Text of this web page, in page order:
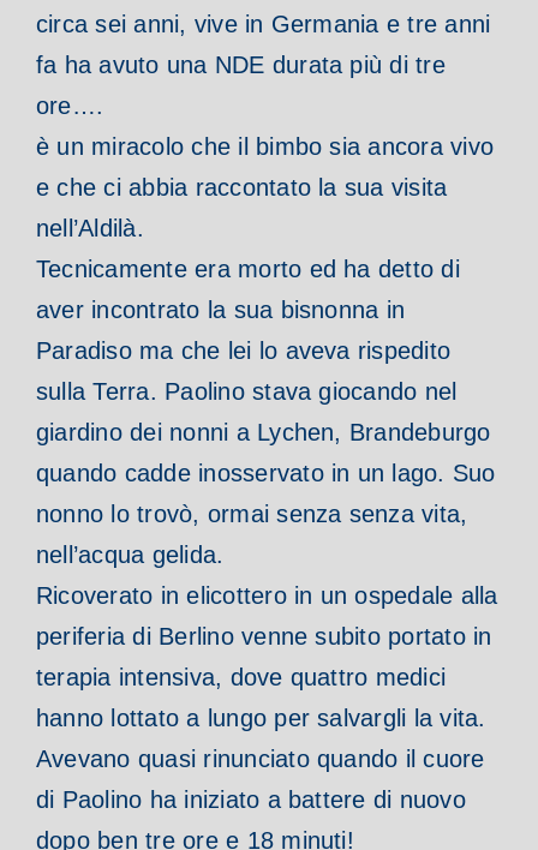
circa sei anni, vive in Germania e tre anni
fa ha avuto una NDE durata più di tre
ore….
è un miracolo che il bimbo sia ancora vivo
e che ci abbia raccontato la sua visita
nell’Aldilà.
Tecnicamente era morto ed ha detto di
aver incontrato la sua bisnonna in
Paradiso ma che lei lo aveva rispedito
sulla Terra. Paolino stava giocando nel
giardino dei nonni a Lychen, Brandeburgo
quando cadde inosservato in un lago. Suo
nonno lo trovò, ormai senza senza vita,
nell’acqua gelida.
Ricoverato in elicottero in un ospedale alla
periferia di Berlino venne subito portato in
terapia intensiva, dove quattro medici
hanno lottato a lungo per salvargli la vita.
Avevano quasi rinunciato quando il cuore
di Paolino ha iniziato a battere di nuovo
dopo ben tre ore e 18 minuti!